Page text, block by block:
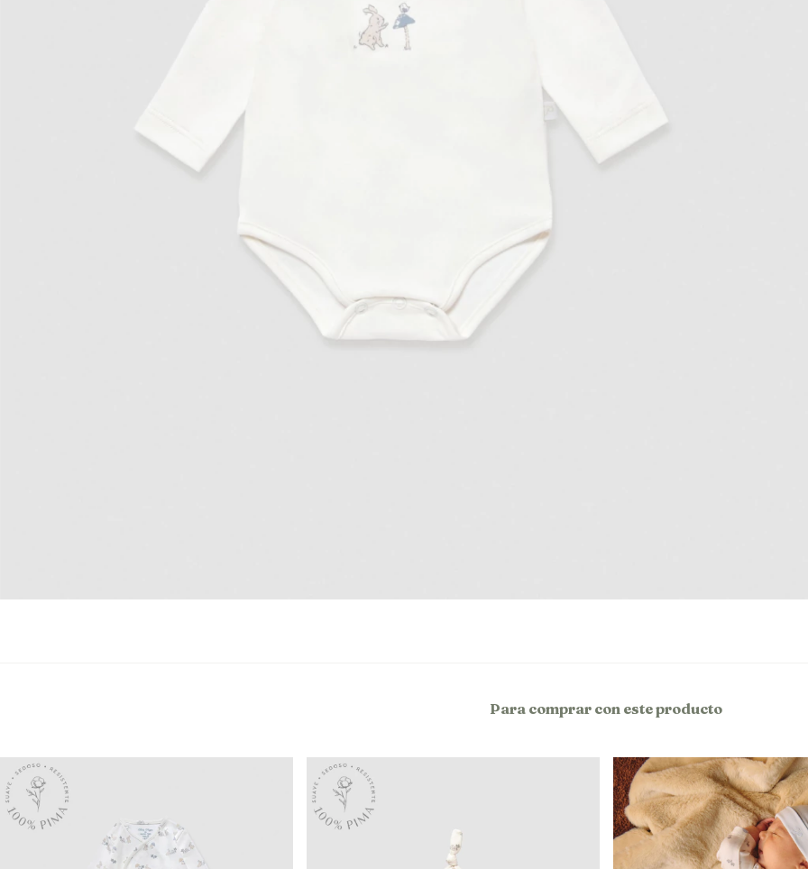
Para comprar con este producto